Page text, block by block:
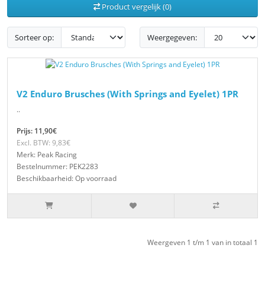
Product vergelijk (0)
Sorteer op: Weergegeven:
V2 Enduro Brusches (With Springs and Eyelet) 1PR
..
Prijs: 11,90€
Excl. BTW: 9,83€
Merk: Peak Racing
Bestelnummer: PEK2283
Beschikbaarheid: Op voorraad
Weergeven 1 t/m 1 van in totaal 1